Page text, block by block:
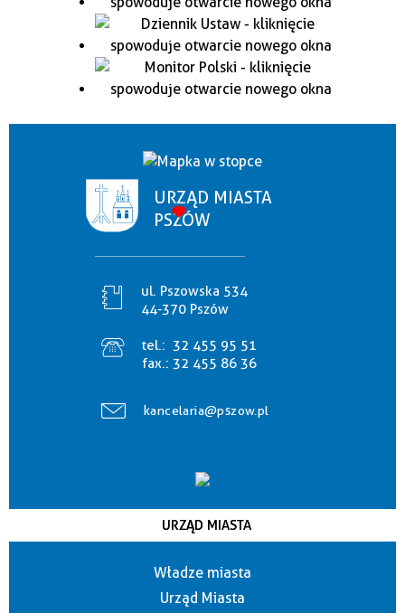
URZĄD MIASTA
PSZÓW
ul. Pszowska 534
44-370 Pszów
tel.: 32 455 95 51
fax.: 32 455 86 36
kancelaria@pszow.pl
URZĄD MIASTA
Władze miasta
Urząd Miasta